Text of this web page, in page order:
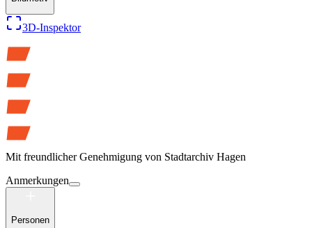
3D-Inspektor
Mit freundlicher Genehmigung von Stadtarchiv Hagen
Anmerkungen
Personen